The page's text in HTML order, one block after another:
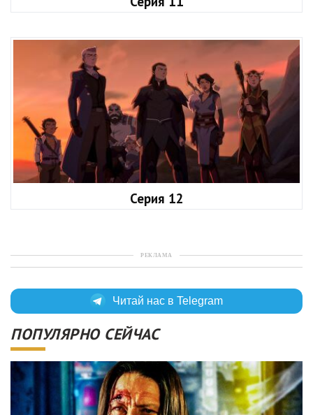
Серия 12
РЕКЛАМА
Читай нас в Telegram
ПОПУЛЯРНО СЕЙЧАС